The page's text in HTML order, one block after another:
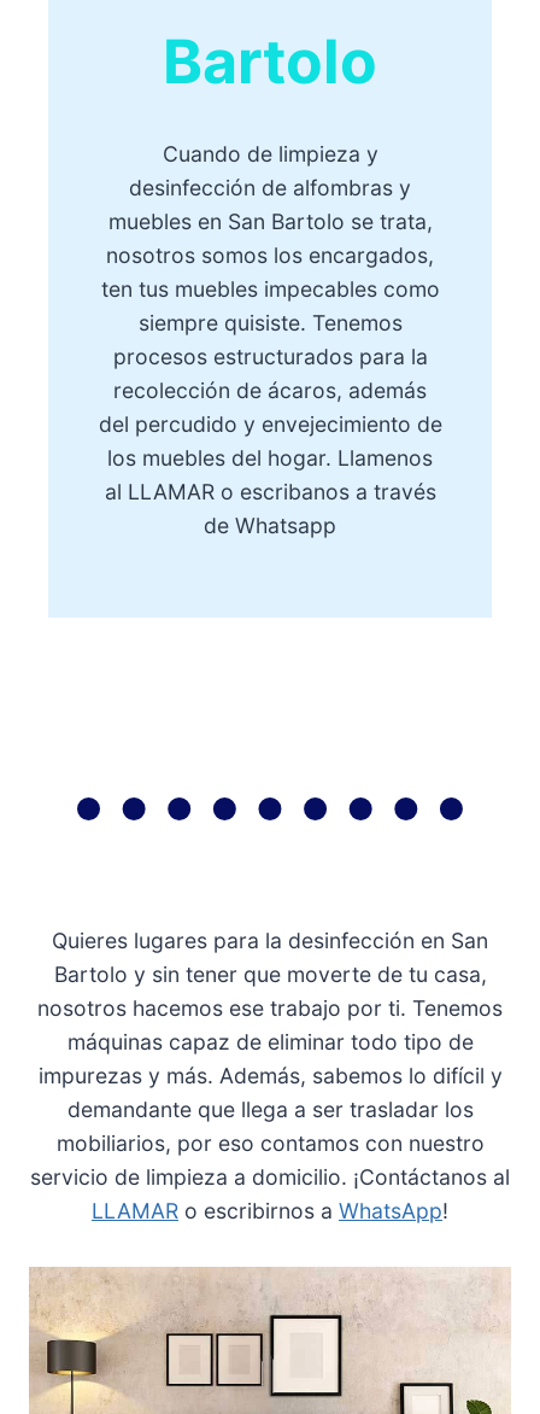
Bartolo
Cuando de limpieza y
desinfección de alfombras y
muebles en San Bartolo se trata,
nosotros somos los encargados,
ten tus muebles impecables como
siempre quisiste. Tenemos
procesos estructurados para la
recolección de ácaros, además
del percudido y envejecimiento de
los muebles del hogar. Llamenos
al LLAMARo escribanos a través
de Whatsapp
Quieres lugares para la desinfección en San
Bartolo y sin tener que moverte de tu casa,
nosotros hacemos ese trabajo por ti. Tenemos
máquinas capaz de eliminar todo tipo de
impurezas y más. Además, sabemos lo difícil y
demandante que llega a ser trasladar los
mobiliarios, por eso contamos con nuestro
servicio de limpieza a domicilio. ¡Contáctanos al
LLAMAR o escribirnos a WhatsApp!